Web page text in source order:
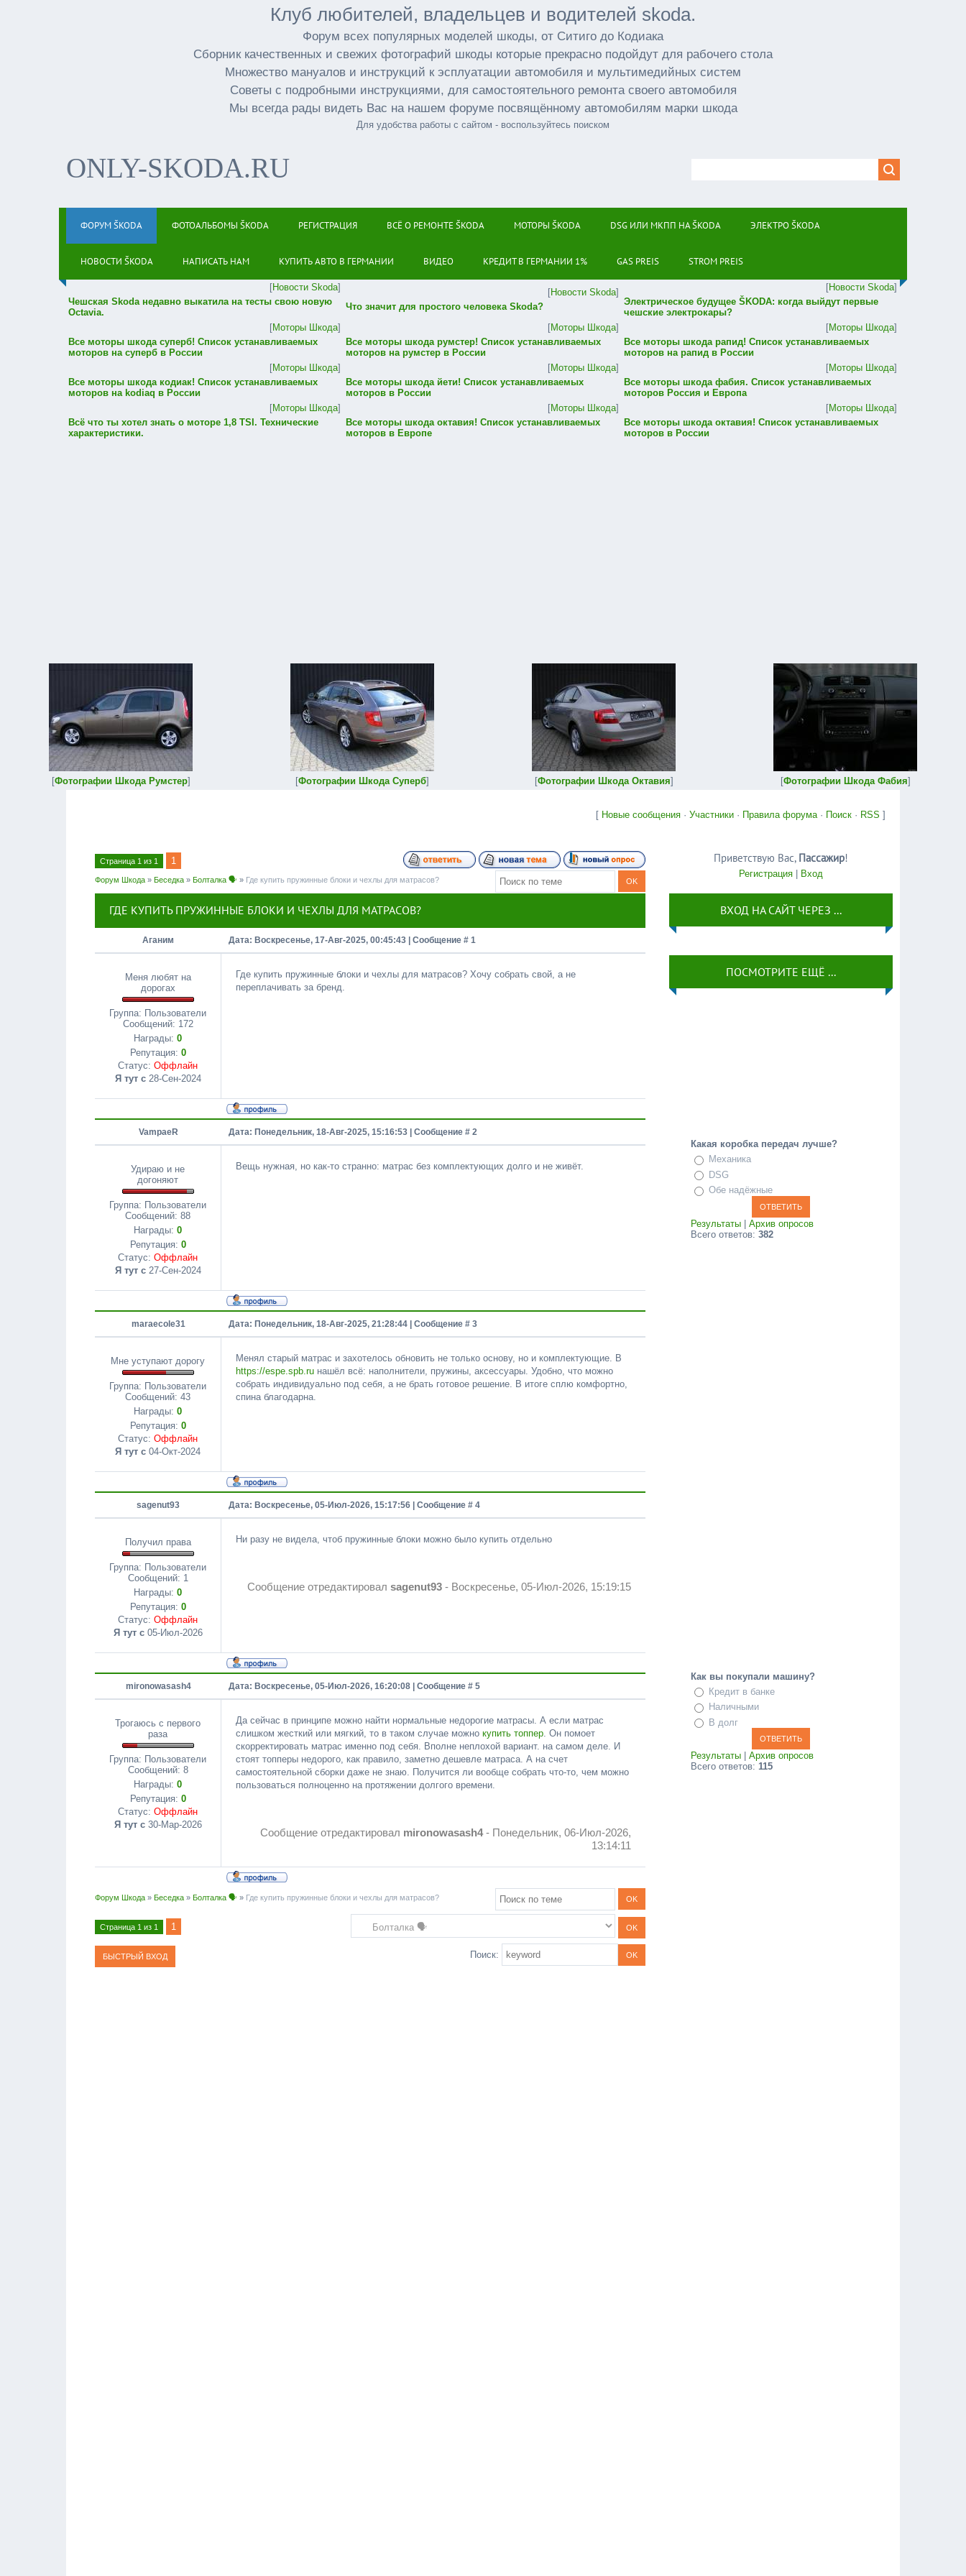
Клуб любителей, владельцев и водителей skoda.
Форум всех популярных моделей шкоды, от Ситиго до Кодиака
Сборник качественных и свежих фотографий шкоды которые прекрасно подойдут для рабочего стола
Множество мануалов и инструкций к эсплуатации автомобиля и мультимедийных систем
Советы с подробными инструкциями, для самостоятельного ремонта своего автомобиля
Мы всегда рады видеть Вас на нашем форуме посвящённому автомобилям марки шкода
Для удобства работы с сайтом - воспользуйтесь поиском
ONLY-SKODA.RU
ФОРУМ ŠKODA ФОТОАЛЬБОМЫ ŠKODA РЕГИСТРАЦИЯ ВСЁ О РЕМОНТЕ ŠKODA МОТОРЫ ŠKODA DSG ИЛИ МКПП НА ŠKODA ЭЛЕКТРО ŠKODA
НОВОСТИ ŠKODA НАПИСАТЬ НАМ КУПИТЬ АВТО В ГЕРМАНИИ ВИДЕО КРЕДИТ В ГЕРМАНИИ 1% GAS PREIS STROM PREIS
[Новости Skoda]
Чешская Skoda недавно выкатила на тесты свою новую
Octavia.
[Новости Skoda]
Что значит для простого человека Skoda?
[Новости Skoda]
Электрическое будущее ŠKODA: когда выйдут первые
чешские электрокары?
[Моторы Шкода]
Все моторы шкода суперб! Список устанавливаемых
моторов на суперб в России
[Моторы Шкода]
Все моторы шкода румстер! Список устанавливаемых
моторов на румстер в России
[Моторы Шкода]
Все моторы шкода рапид! Список устанавливаемых
моторов на рапид в России
[Моторы Шкода]
Все моторы шкода кодиак! Список устанавливаемых
моторов на kodiaq в России
[Моторы Шкода]
Все моторы шкода йети! Список устанавливаемых
моторов в России
[Моторы Шкода]
Все моторы шкода фабия. Список устанавливаемых
моторов Россия и Европа
[Моторы Шкода]
Всё что ты хотел знать о моторе 1,8 TSI. Технические
характеристики.
[Моторы Шкода]
Все моторы шкода октавия! Список устанавливаемых
моторов в Европе
[Моторы Шкода]
Все моторы шкода октавия! Список устанавливаемых
моторов в России
[Фотографии Шкода Румстер] [Фотографии Шкода Суперб] [Фотографии Шкода Октавия] [Фотографии Шкода Фабия]
[ Новые сообщения · Участники · Правила форума· Поиск · RSS ]
Страница 1 из 1 1
Форум Шкода » Беседка » Болталка 🗣 » Где купить пружинные блоки и чехлы для матрасов?
ГДЕ КУПИТЬ ПРУЖИННЫЕ БЛОКИ И ЧЕХЛЫ ДЛЯ МАТРАСОВ?
Аганим Дата: Воскресенье, 17-Авг-2025, 00:45:43 | Сообщение # 1
Меня любят на
дорогах
Группа: Пользователи
Сообщений: 172
Награды: 0
Репутация: 0
Статус: Оффлайн
Я тут с28-Сен-2024
Где купить пружинные блоки и чехлы для матрасов? Хочу собрать свой, а не
переплачивать за бренд.
VampaeR Дата: Понедельник, 18-Авг-2025, 15:16:53 | Сообщение # 2
Удираю и не
догоняют
Группа: Пользователи
Сообщений: 88
Награды: 0
Репутация: 0
Статус: Оффлайн
Я тут с27-Сен-2024
Вещь нужная, но как-то странно: матрас без комплектующих долго и не живёт.
maraecole31 Дата: Понедельник, 18-Авг-2025, 21:28:44 | Сообщение # 3
Мне уступают дорогу
Группа: Пользователи
Сообщений: 43
Награды: 0
Репутация: 0
Статус: Оффлайн
Я тут с 04-Окт-2024
Менял старый матрас и захотелось обновить не только основу, но и комплектующие. В
https://espe.spb.ru нашёл всё: наполнители, пружины, аксессуары. Удобно, что можно
собрать индивидуально под себя, а не брать готовое решение. В итоге сплю комфортно,
спина благодарна.
sagenut93 Дата: Воскресенье, 05-Июл-2026, 15:17:56 | Сообщение # 4
Получил права
Группа: Пользователи
Сообщений: 1
Награды: 0
Репутация: 0
Статус: Оффлайн
Я тут с05-Июл-2026
Ни разу не видела, чтоб пружинные блоки можно было купить отдельно
Сообщение отредактировал sagenut93 - Воскресенье, 05-Июл-2026, 15:19:15
mironowasash4 Дата: Воскресенье, 05-Июл-2026, 16:20:08 | Сообщение # 5
Трогаюсь с первого
раза
Группа: Пользователи
Сообщений: 8
Награды: 0
Репутация: 0
Статус: Оффлайн
Я тут с30-Мар-2026
Да сейчас в принципе можно найти нормальные недорогие матрасы. А если матрас
слишком жесткий или мягкий, то в таком случае можно купить топпер. Он помоет
скорректировать матрас именно под себя. Вполне неплохой вариант. на самом деле. И
стоят топперы недорого, как правило, заметно дешевле матраса. А на счет
самостоятельной сборки даже не знаю. Получится ли вообще собрать что-то, чем можно
пользоваться полноценно на протяжении долгого времени.
Сообщение отредактировал mironowasash4- Понедельник, 06-Июл-2026,
13:14:11
Форум Шкода » Беседка » Болталка 🗣 » Где купить пружинные блоки и чехлы для матрасов?
Страница 1 из 1 1
Поиск:
Приветствую Вас, Пассажир!
Регистрация| Вход
ВХОД НА САЙТ ЧЕРЕЗ ...
ПОСМОТРИТЕ ЕЩЁ ...
Какая коробка передач лучше?
Механика
DSG
Обе надёжные
Результаты| Архив опросов
Всего ответов: 382
Как вы покупали машину?
Кредит в банке
Наличными
В долг
Результаты| Архив опросов
Всего ответов: 115